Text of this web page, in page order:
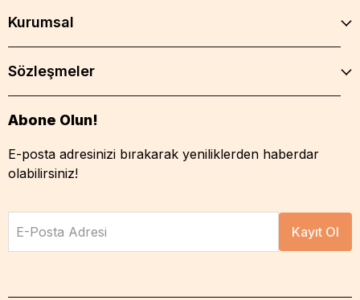
Kurumsal
Sözleşmeler
Abone Olun!
E-posta adresinizi bırakarak yeniliklerden haberdar
olabilirsiniz!
E-Posta Adresi Kayıt Ol